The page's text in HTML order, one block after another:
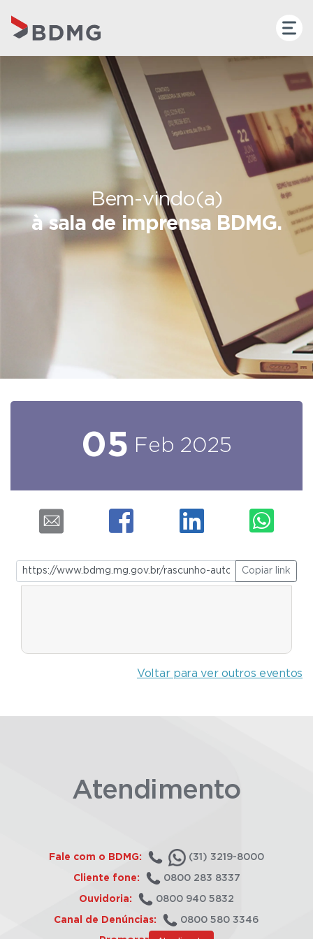
Bem-vindo(a)
à sala de imprensa BDMG.
05 Feb 2025
Copiar link
Voltar para ver outros eventos
Atendimento
Fale com o BDMG: (31) 3219-8000
Cliente fone: 0800 283 8337
Ouvidoria: 0800 940 5832
Canal de Denúncias: 0800 580 3346